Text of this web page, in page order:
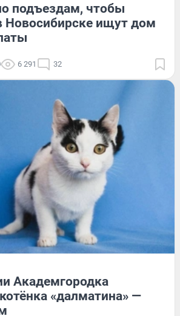
подъездам, чтобы
Новосибирске ищут дом
6 291 32
Академгородка
«далматина» —